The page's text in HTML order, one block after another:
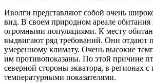
Иволги представляют собой очень
вид. В своем природном ареале
огромными популяциями. К месту
выдвигают ряд требований. Они отдают
умеренному климату. Очень высокие
им противопоказаны. По этой причине
северной стороны экватора, в регионах
температурными показателями.